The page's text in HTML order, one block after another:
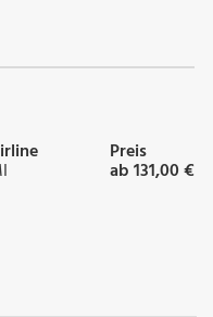
Preis
ab 131,00 €